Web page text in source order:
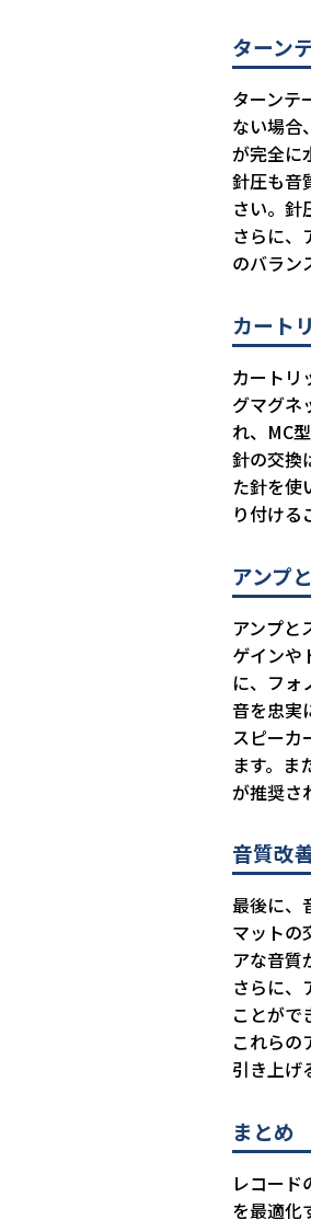
ターン
ターンテ
ない場合
が完全に
針圧も音
さい。針
さらに、
のバラン
カート
カートリ
グマグネ
れ、MC
針の交換
た針を使
り付ける
アンプ
アンプと
ゲインや
に、フォ
音を忠実
スピーカ
ます。ま
が推奨さ
音質改
最後に、
マットの
アな音質
さらに、
ことがで
これらの
引き上げ
まとめ
レコード
を最適化